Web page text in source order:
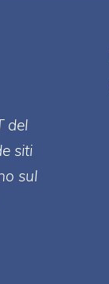
del
siti
sul